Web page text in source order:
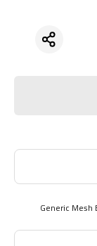
Generic Mesh